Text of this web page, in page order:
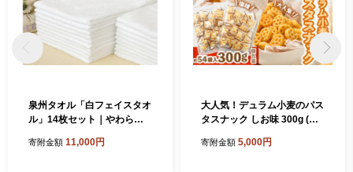
泉州タオル「白フェイスタオ
ル」14枚セット｜やわらか
性 普段使い 泉州タオル [381
寄附金額 11,000円
大人気！デュラム小麦のパス
タスナック しお味 300g (約5
個包装 パスタ スナック 塩味
寄附金額 5,000円